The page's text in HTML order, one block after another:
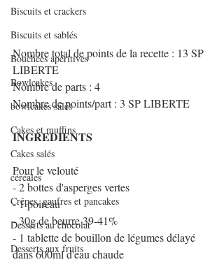
Biscuits et crackers
Biscuits et sablés
Bouchées apéritives
Bowlcakes
bowlcakes salés
Cakes et muffins
Cakes salés
céréales
Crêpes, gaufres et pancakes
Desserts au chocolat
Desserts aux fruits
Nombre total de points de la recette : 13 SP
LIBERTE
Nombre de parts : 4
Nombre de points/part : 3 SP LIBERTE
INGREDIENTS
Pour le velouté
- 2 bottes d'asperges vertes
- 1 poireau
- 30g de beurre 39-41%
- 1 tablette de bouillon de légumes délayé
dans 600ml d'eau chaude